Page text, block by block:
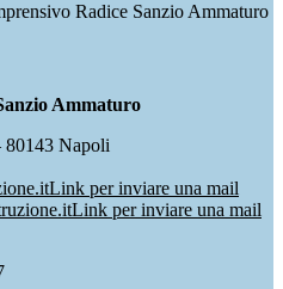
Radice Sanzio Ammaturo
Ammaturo
80143 Napoli
Link per inviare una mail
Link per inviare una mail